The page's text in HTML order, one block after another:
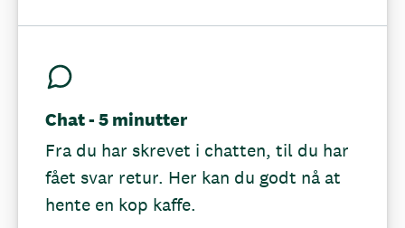
Chat - 5 minutter
Fra du har skrevet i chatten, til du har
fået svar retur. Her kan du godt nå at
hente en kop kaffe.